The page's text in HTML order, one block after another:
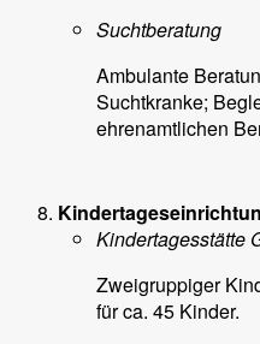
Suchtberatung
Ambulante
Suchtkranke;
ehrenamtlichen
Kindertagesstätte
Zweigruppiger
für ca. 45 Kinder.